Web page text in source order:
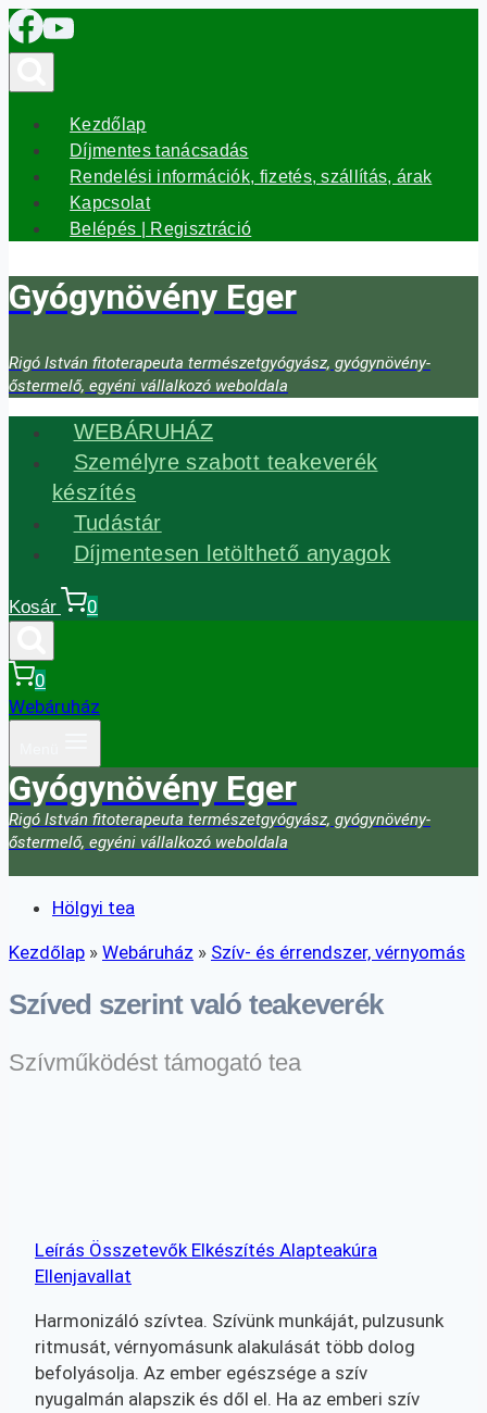
Skip
to
Kezdőlap
Díjmentes tanácsadás
Rendelési információk, fizetés, szállítás, árak
Kapcsolat
Belépés | Regisztráció
Gyógynövény Eger
Rigó István fitoterapeuta természetgyógyász, gyógynövény-
őstermelő, egyéni vállalkozó weboldala
WEBÁRUHÁZ
Személyre szabott teakeverék
készítés
Tudástár
Díjmentesen letölthető anyagok
Kosár 0
0
Webáruház
Gyógynövény Eger
Rigó István fitoterapeuta természetgyógyász, gyógynövény-
őstermelő, egyéni vállalkozó weboldala
Hölgyi tea
Kezdőlap » Webáruház » Szív- és érrendszer, vérnyomás
Szíved szerint való teakeverék
Szívműködést támogató tea
Leírás ÖsszetevőkElkészítés Alapteakúra
Ellenjavallat
Harmonizáló szívtea. Szívünk munkáját, pulzusunk
ritmusát, vérnyomásunk alakulását több dolog
befolyásolja. Az ember egészsége a szív
nyugalmán alapszik és dől el. Ha az emberi szív